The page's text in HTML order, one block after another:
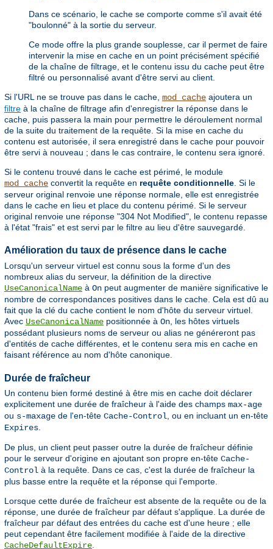
Dans ce scénario, le cache se comporte comme s'il avait été
"boulonné" à la sortie du serveur.
Ce mode offre la plus grande souplesse, car il permet de faire
intervenir la mise en cache en un point précisément spécifié
de la chaîne de filtrage, et le contenu issu du cache peut être
filtré ou personnalisé avant d'être servi au client.
Si l'URL ne se trouve pas dans le cache, mod_cache ajoutera un
filtre à la chaîne de filtrage afin d'enregistrer la réponse dans le
cache, puis passera la main pour permettre le déroulement normal
de la suite du traitement de la requête. Si la mise en cache du
contenu est autorisée, il sera enregistré dans le cache pour pouvoir
être servi à nouveau ; dans le cas contraire, le contenu sera ignoré.
Si le contenu trouvé dans le cache est périmé, le module
mod_cache convertit la requête en requête conditionnelle . Si le
serveur original renvoie une réponse normale, elle est enregistrée
dans le cache en lieu et place du contenu périmé. Si le serveur
original renvoie une réponse "304 Not Modified", le contenu repasse
à l'état "frais" et est servi par le filtre au lieu d'être sauvegardé.
Amélioration du taux de présence dans le cache
Lorsqu'un serveur virtuel est connu sous la forme d'un des
nombreux alias du serveur, la définition de la directive
UseCanonicalName à On peut augmenter de manière significative le
nombre de correspondances positives dans le cache. Cela est dû au
fait que la clé du cache contient le nom d'hôte du serveur virtuel.
Avec UseCanonicalName positionnée à On , les hôtes virtuels
possédant plusieurs noms de serveur ou alias ne généreront pas
d'entités de cache différentes, et le contenu sera mis en cache en
faisant référence au nom d'hôte canonique.
Durée de fraîcheur
Un contenu bien formé destiné à être mis en cache doit déclarer
explicitement une durée de fraîcheur à l'aide des champs max-age
ou s-maxage de l'en-tête Cache-Control , ou en incluant un en-tête
Expires
De plus, un client peut passer outre la durée de fraîcheur définie
pour le serveur d'origine en ajoutant son propre en-tête Cache-
Control à la requête. Dans ce cas, c'est la durée de fraîcheur la
plus basse entre la requête et la réponse qui l'emporte.
Lorsque cette durée de fraîcheur est absente de la requête ou de la
réponse, une durée de fraîcheur par défaut s'applique. La durée de
fraîcheur par défaut des entrées du cache est d'une heure ; elle
peut cependant être facilement modifiée à l'aide de la directive
CacheDefaultExpire